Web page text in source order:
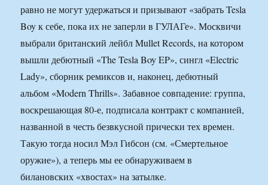
равно не могут удержаться и призывают «забрать Tesla
Boy к себе, пока их не заперли в ГУЛАГе». Москвичи
выбрали британский лейбл Mullet Records, на котором
вышли дебютный «The Tesla Boy EP», сингл «Electric
Lady», сборник ремиксов и, наконец, дебютный
альбом «Modern Thrills». Забавное совпадение: группа,
воскрешающая 80-е, подписала контракт с компанией,
названной в честь безвкусной прически тех времен.
Такую тогда носил Мэл Гибсон (см. «Смертельное
оружие»), а теперь мы ее обнаруживаем в
билановских «хвостах» на затылке.